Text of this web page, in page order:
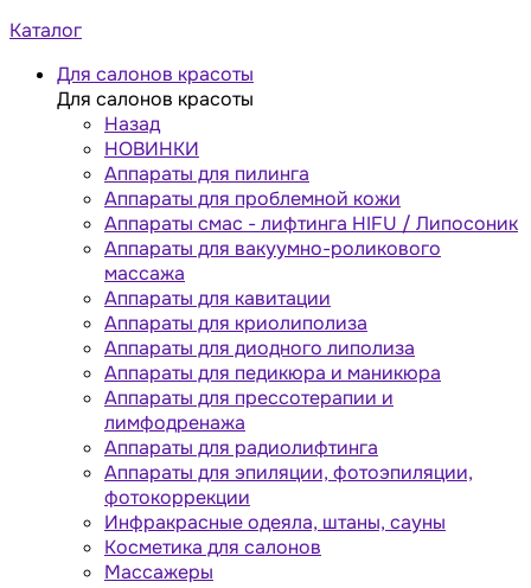
Каталог
Для салонов красоты
Для салонов красоты
Назад
НОВИНКИ
Аппараты для пилинга
Аппараты для проблемной кожи
Аппараты cмас - лифтинга HIFU / Липосоник
Аппараты для вакуумно-роликового
массажа
Аппараты для кавитации
Аппараты для криолиполиза
Аппараты для диодного липолиза
Аппараты для педикюра и маникюра
Аппараты для прессотерапии и
лимфодренажа
Аппараты для радиолифтинга
Аппараты для эпиляции, фотоэпиляции,
фотокоррекции
Инфракрасные одеяла, штаны, сауны
Косметика для салонов
Массажеры